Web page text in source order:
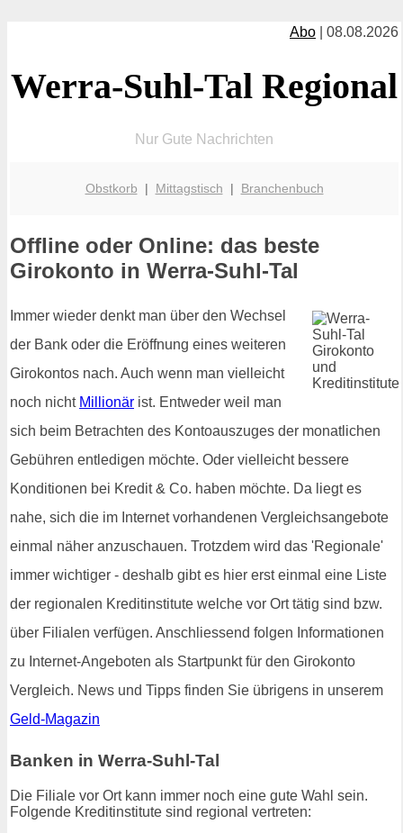
Abo | 08.08.2026
Werra-Suhl-Tal Regional
Nur Gute Nachrichten
Obstkorb | Mittagstisch | Branchenbuch
Offline oder Online: das beste
Girokonto in Werra-Suhl-Tal
Immer wieder denkt man über den Wechsel
der Bank oder die Eröffnung eines weiteren
Girokontos nach. Auch wenn man vielleicht
noch nicht Millionär ist. Entweder weil man
sich beim Betrachten des Kontoauszuges der monatlichen
Gebühren entledigen möchte. Oder vielleicht bessere
Konditionen bei Kredit & Co. haben möchte. Da liegt es
nahe, sich die im Internet vorhandenen Vergleichsangebote
einmal näher anzuschauen. Trotzdem wird das 'Regionale'
immer wichtiger - deshalb gibt es hier erst einmal eine Liste
der regionalen Kreditinstitute welche vor Ort tätig sind bzw.
über Filialen verfügen. Anschliessend folgen Informationen
zu Internet-Angeboten als Startpunkt für den Girokonto
Vergleich. News und Tipps finden Sie übrigens in unserem
Geld-Magazin
Banken in Werra-Suhl-Tal
Die Filiale vor Ort kann immer noch eine gute Wahl sein.
Folgende Kreditinstitute sind regional vertreten: